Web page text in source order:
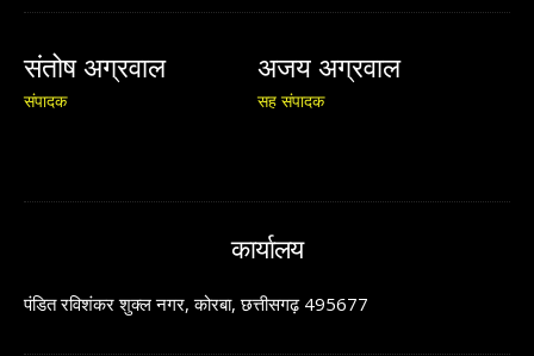
संतोष अग्रवाल
संपादक
अजय अग्रवाल
सह संपादक
कार्यालय
पंडित रविशंकर शुक्ल नगर, कोरबा, छत्तीसगढ़ 495677